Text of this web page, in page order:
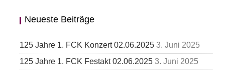
Neueste Beiträge
125 Jahre 1. FCK Konzert 02.06.2025 3. Juni 2025
125 Jahre 1. FCK Festakt 02.06.2025 3. Juni 2025